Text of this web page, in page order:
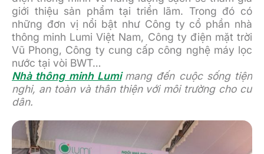
giới thiệu sản phẩm tại triển lãm. Trong đó có
những đơn vị nổi bật như Công ty cổ phần nhà
thông minh Lumi Việt Nam, Công ty điện mặt trời
Vũ Phong, Công ty cung cấp công nghệ máy lọc
nước tại vòi BWT…
Nhà thông minh Lumi mang đến cuộc sống tiện
nghi, an toàn và thân thiện với môi trường cho cư
dân.